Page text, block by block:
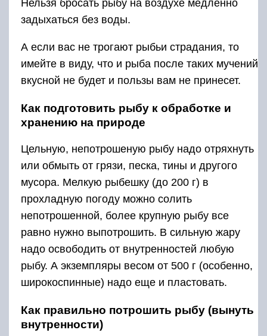
Нельзя бросать рыбу на воздухе медленно
задыхаться без воды.
А если вас не трогают рыбьи страдания, то
имейте в виду, что и рыба после таких мучений
вкусной не будет и пользы вам не принесет.
Как подготовить рыбу к обработке и
хранению на природе
Цельную, непотрошеную рыбу надо отряхнуть
или обмыть от грязи, песка, тины и другого
мусора. Мелкую рыбешку (до 200 г) в
прохладную погоду можно солить
непотрошенной, более крупную рыбу все
равно нужно выпотрошить. В сильную жару
надо освободить от внутренностей любую
рыбу. А экземпляры весом от 500 г (особенно,
широкоспинные) надо еще и пластовать.
Как правильно потрошить рыбу (вынуть
внутренности)